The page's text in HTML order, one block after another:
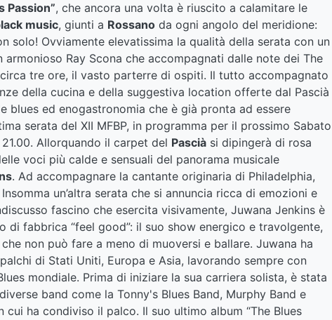
Passion”, che ancora una volta è riuscito a calamitare le
music, giunti a Rossano da ogni angolo del meridione:
solo! Ovviamente elevatissima la qualità della serata con un
Ray Scona che accompagnati dalle note dei The
tre ore, il vasto parterre di ospiti. Il tutto accompagnato
della cucina e della suggestiva location offerte dal Pascià
blues ed enogastronomia che è già pronta ad essere
serata del XII MFBP, in programma per il prossimo Sabato
Allorquando il carpet del Pascià si dipingerà di rosa
voci più calde e sensuali del panorama musicale
. Ad accompagnare la cantante originaria di Philadelphia,
un’altra serata che si annuncia ricca di emozioni e
fascino che esercita visivamente, Juwana Jenkins è
di fabbrica “feel good”: il suo show energico e travolgente,
non può fare a meno di muoversi e ballare. Juwana ha
di Stati Uniti, Europa e Asia, lavorando sempre con
mondiale. Prima di iniziare la sua carriera solista, è stata
band come la Tonny's Blues Band, Murphy Band e
cui ha condiviso il palco. Il suo ultimo album “The Blues